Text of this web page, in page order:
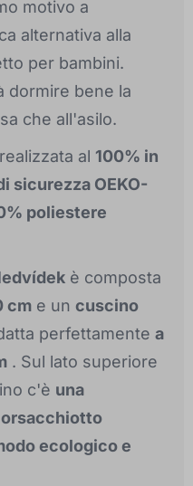
motivo a
alternativa alla
per bambini.
dormire bene la
che all'asilo.
al 100% in
sicurezza OEKO-
poliestere
è composta
cm e un cuscino
perfettamente a
. Sul lato superiore
c'è una
orsacchiotto
ecologico e